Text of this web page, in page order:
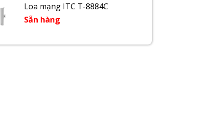
Loa mạng ITC T-8884C
Sẵn hàng